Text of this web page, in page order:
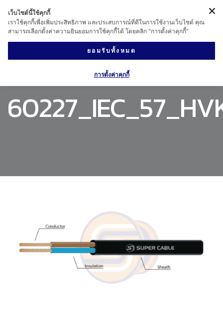
เว็บไซต์นี้ใช้คุกกี้
เราใช้คุกกี้เพื่อเพิ่มประสิทธิภาพ และประสบการณ์ที่ดีในการใช้งานเว็บไซต์ คุณ
สามารถเลือกตั้งค่าความยินยอมการใช้คุกกี้ได้ โดยคลิก "การตั้งค่าคุกกี้"
ยอมรับทั้งหมด
การตั้งค่าคุกกี้